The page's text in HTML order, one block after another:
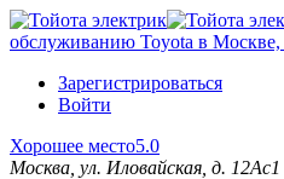
обслуживанию Toyota в
Зарегистрироваться
Войти
Хорошее место5.0
Москва, ул. Иловайская, д. 12Ас1